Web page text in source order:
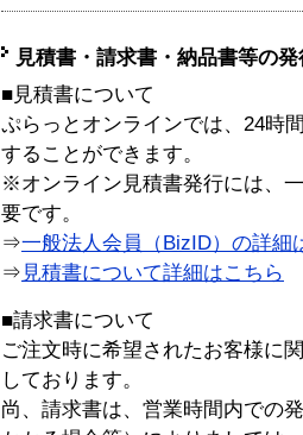
見積書・請求書・納品書等の
■見積書について
ぷらっとオンラインでは、24時
することができます。
※オンライン見積書発行には、
要です。
⇒一般法人会員（BizID）の詳細
⇒ 見積書について詳細はこちら
■請求書について
ご注文時に希望されたお客様に
しております。
尚、請求書は、営業時間内での